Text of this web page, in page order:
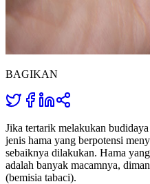
BAGIKAN
Jika tertarik melakukan
jenis hama yang berpotensi
sebaiknya dilakukan. Hama
adalah banyak macamnya,
(bemisia tabaci).